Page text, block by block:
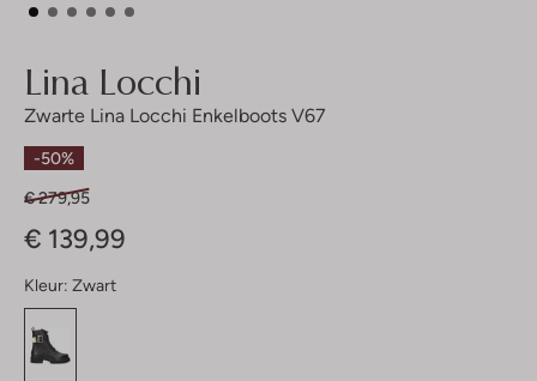
Lina Locchi
Zwarte Lina Locchi Enkelboots V67
-50%
€ 279,95
€ 139,99
Kleur: Zwart